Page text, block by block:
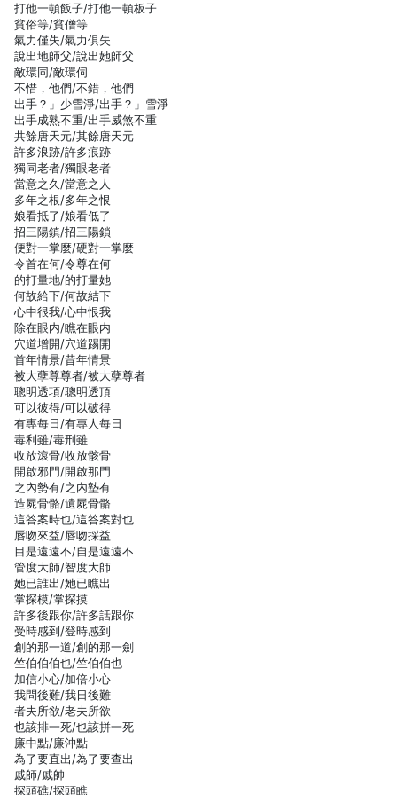
打他一頓飯子/打他一頓板子
貧俗等/貧僧等
氣力僅失/氣力俱失
說出地師父/說出她師父
敵環同/敵環伺
不惜，他們/不錯，他們
出手？」少雪淨/出手？」雪淨
出手成熟不重/出手威煞不重
共餘唐天元/其餘唐天元
許多浪跡/許多痕跡
獨同老者/獨眼老者
當意之久/當意之人
多年之根/多年之恨
娘看抵了/娘看低了
招三陽鎮/招三陽鎖
便對一掌麼/硬對一掌麼
令首在何/令尊在何
的打量地/的打量她
何故給下/何故結下
心中很我/心中恨我
除在眼内/瞧在眼内
穴道增開/穴道踢開
首年情景/昔年情景
被大孽尊尊者/被大孽尊者
聰明透項/聰明透頂
可以彼得/可以破得
有專每日/有專人每日
毒利雖/毒刑雖
收放滾骨/收放骸骨
開啟邪門/開啟那門
之內勢有/之內墊有
造屍骨骼/遺屍骨骼
這答案時也/這答案對也
唇吻來益/唇吻採益
目是遠遠不/自是遠遠不
管度大師/智度大師
她已誰出/她已瞧出
掌探模/掌探摸
許多後跟你/許多話跟你
受時感到/登時感到
創的那一道/創的那一劍
竺伯伯伯也/竺伯伯也
加信小心/加倍小心
我問後難/我日後難
者夫所欲/老夫所欲
也該排一死/也該拼一死
廉中點/廉沖點
為了要直出/為了要查出
戚師/戚帥
探頭礁/探頭瞧